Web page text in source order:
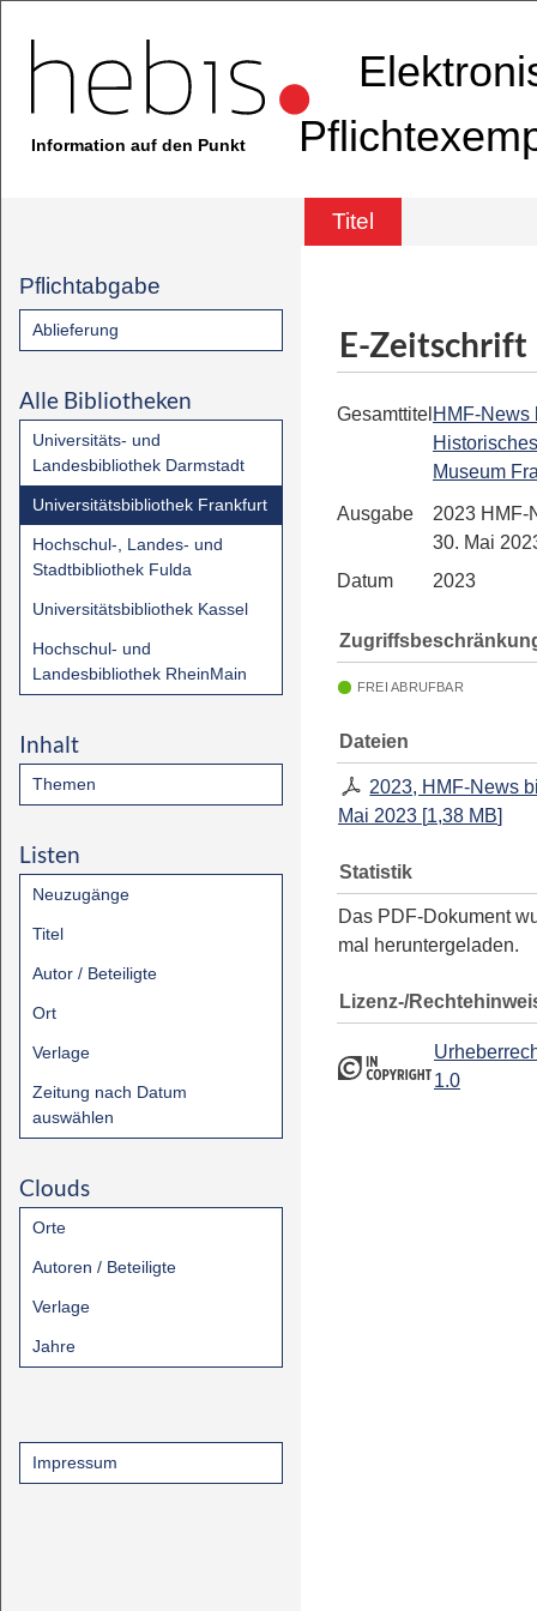
Information auf den Punkt
Titel
Pflichtabgabe
Ablieferung
Alle Bibliotheken
Universitäts- und
Landesbibliothek Darmstadt
Universitätsbibliothek Frankfurt
Hochschul-, Landes- und
Stadtbibliothek Fulda
Universitätsbibliothek Kassel
Hochschul- und
Landesbibliothek RheinMain
Inhalt
Themen
Listen
Neuzugänge
Titel
Autor / Beteiligte
Ort
Verlage
Zeitung nach Datum
auswählen
Clouds
Orte
Autoren / Beteiligte
Verlage
Jahre
Impressum
E-Zeitschrift
Gesamttitel HMF-News
Historisches
Museum
Ausgabe
2023 HMF-
30. Mai
Datum
2023
FREI ABRUFBAR
Dateien
2023, HMF-News
Mai 2023 [1,38 MB]
Statistik
Das PDF-Dokument
mal heruntergeladen.
Lizenz-/
1.0